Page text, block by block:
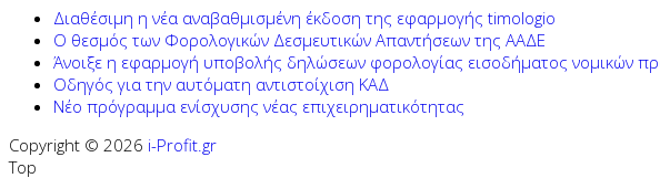
Διαθέσιμη η νέα αναβαθμισμένη έκδοση της εφαρμογής timologio
Ο θεσμός των Φορολογικών Δεσμευτικών Απαντήσεων της ΑΑΔΕ
Άνοιξε η εφαρμογή υποβολής δηλώσεων φορολογίας εισοδήματος νομικών
Οδηγός για την αυτόματη αντιστοίχιση ΚΑΔ
Νέο πρόγραμμα ενίσχυσης νέας επιχειρηματικότητας
Copyright © 2026 i-Profit.gr
Top